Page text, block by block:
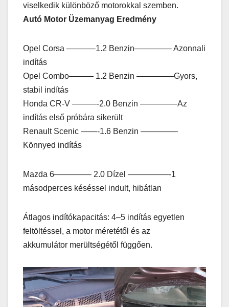
viselkedik különböző motorokkal szemben.
Autó Motor Üzemanyag Eredmény
Opel Corsa ———–1.2 Benzin————– Azonnali
indítás
Opel Combo——— 1.2 Benzin ————–Gyors,
stabil indítás
Honda CR-V ———-2.0 Benzin ————–Az
indítás első próbára sikerült
Renault Scenic ——-1.6 Benzin ————–
Könnyed indítás
Mazda 6————– 2.0 Dízel —————-1
másodperces késéssel indult, hibátlan
Átlagos indítókapacitás: 4–5 indítás egyetlen
feltöltéssel, a motor méretétől és az
akkumulátor merültségétől függően.